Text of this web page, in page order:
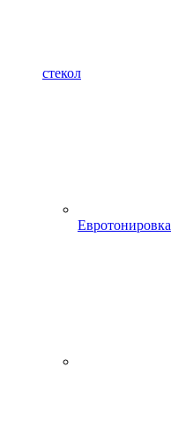
стекол
Евротонировка